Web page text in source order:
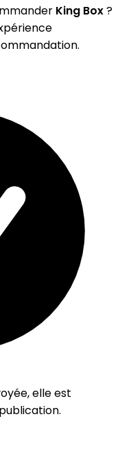
King Box?
elle est